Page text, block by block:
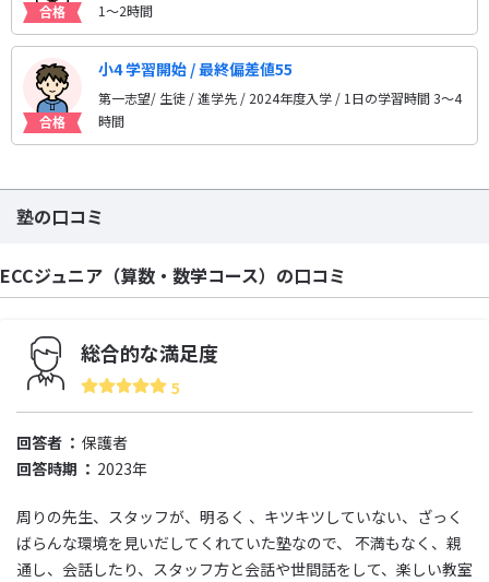
1〜2時間
小4 学習開始 / 最終偏差値55
第一志望/ 生徒 / 進学先/ 2024年度入学 / 1日の学習時間 3〜4
時間
塾の口コミ
ECCジュニア（算数・数学コース）の口コミ
総合的な満足度
5
回答者
保護者
回答時期
2023年
周りの先生、スタッフが、明るく 、キツキツしていない、ざっく
ばらんな環境を見いだしてくれていた塾なので、 不満もなく、親
通し、会話したり、スタッフ方と会話や世間話をして、楽しい教室